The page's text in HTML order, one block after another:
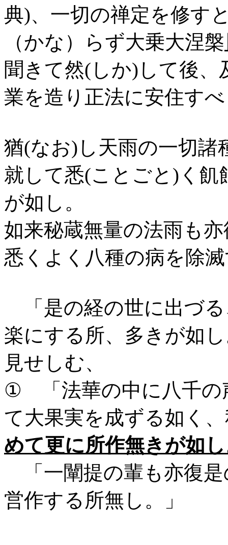
典)、一切の禅定を修す
（かな）らず大乗大涅槃
聞きて然(しか)して後
業を造り正法に安住す
猶(なお)し天雨の一切諸
就して悉(ことごと)く
が如し。
如来秘蔵無量の法雨も
悉くよく八種の病を除
「是の経の世に出づ
楽にする所、多きが如
見せしむ、
① 「法華の中に八千の
て大果実を成ずる如
めて更に所作無きが如
「一闡提の輩も亦復
営作する所無し。」